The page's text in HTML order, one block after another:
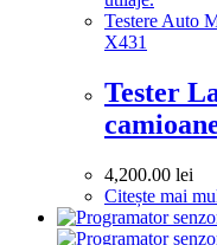
Testere Auto
X431
Tester
4,200.00 lei
Citește mai